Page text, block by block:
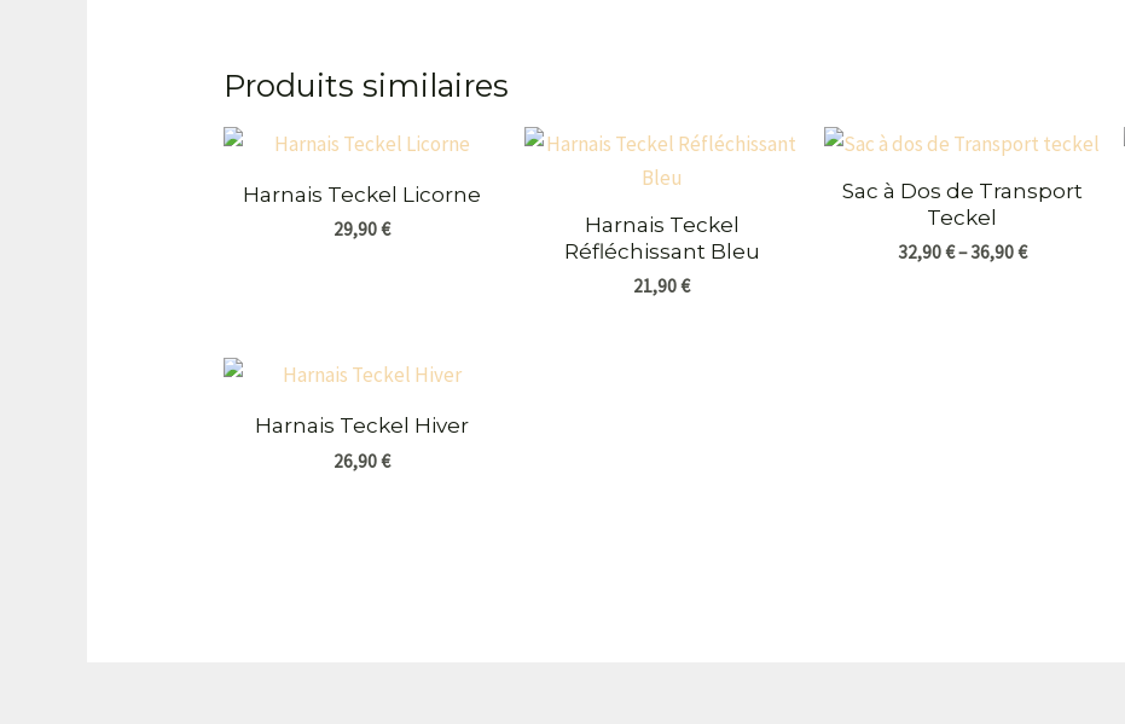
Produits similaires
Harnais Teckel Licorne
29,90€
Harnais Teckel
Réfléchissant Bleu
21,90€
Sac à Dos de Transport
Teckel
32,90€–36,90€
Harnais Teckel Hiver
26,90€